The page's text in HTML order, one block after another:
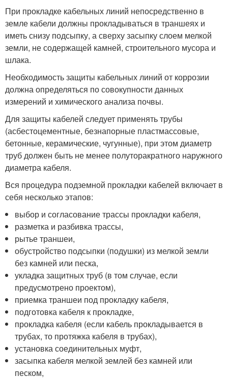
При прокладке кабельных линий непосредственно в
земле кабели должны прокладываться в траншеях и
иметь снизу подсыпку, а сверху засыпку слоем мелкой
земли, не содержащей камней, строительного мусора и
шлака.
Необходимость защиты кабельных линий от коррозии
должна определяться по совокупности данных
измерений и химического анализа почвы.
Для защиты кабелей следует применять трубы
(асбестоцементные, безнапорные пластмассовые,
бетонные, керамические, чугунные), при этом диаметр
труб должен быть не менее полуторакратного наружного
диаметра кабеля.
Вся процедура подземной прокладки кабелей включает в
себя несколько этапов:
выбор и согласование трассы прокладки кабеля,
разметка и разбивка трассы,
рытье траншеи,
обустройство подсыпки (подушки) из мелкой земли
без камней или песка,
укладка защитных труб (в том случае, если
предусмотрено проектом),
приемка траншеи под прокладку кабеля,
подготовка кабеля к прокладке,
прокладка кабеля (если кабель прокладывается в
трубах, то протяжка кабеля в трубах),
установка соединительных муфт,
засыпка кабеля мелкой землей без камней или
песком,